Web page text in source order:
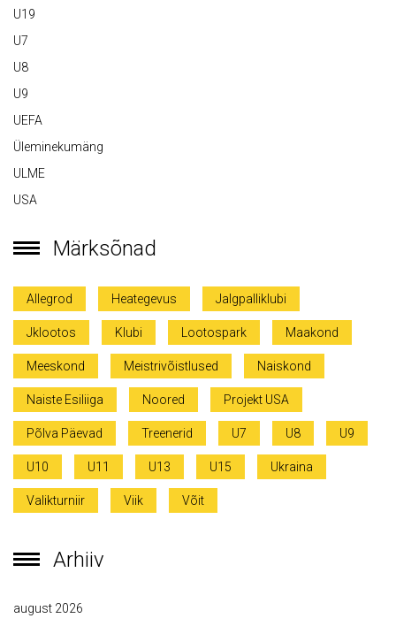
U19
U7
U8
U9
UEFA
Üleminekumäng
ULME
USA
Märksõnad
Allegrod Heategevus Jalgpalliklubi
Jklootos Klubi Lootospark Maakond
Meeskond Meistrivõistlused Naiskond
Naiste Esiliiga Noored Projekt USA
Põlva Päevad Treenerid U7 U8 U9
U10 U11 U13 U15 Ukraina
Valikturniir Viik Võit
Arhiiv
august 2026